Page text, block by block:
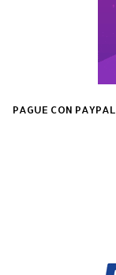
PAGUE CON PAYPAL